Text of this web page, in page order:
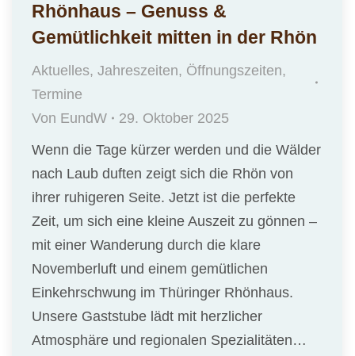
Rhönhaus – Genuss &
Gemütlichkeit mitten in der Rhön
Aktuelles, Jahreszeiten, Öffnungszeiten,
Termine
Von EundW
29. Oktober 2025
Wenn die Tage kürzer werden und die Wälder
nach Laub duften zeigt sich die Rhön von
ihrer ruhigeren Seite. Jetzt ist die perfekte
Zeit, um sich eine kleine Auszeit zu gönnen –
mit einer Wanderung durch die klare
Novemberluft und einem gemütlichen
Einkehrschwung im Thüringer Rhönhaus.
Unsere Gaststube lädt mit herzlicher
Atmosphäre und regionalen Spezialitäten…